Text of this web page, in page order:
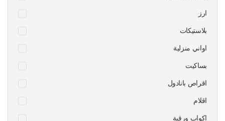
ارز
بلاستيكات
اواني منزلية
بساكيت
اقراص بانادول
اقلام
اكواب ورقية